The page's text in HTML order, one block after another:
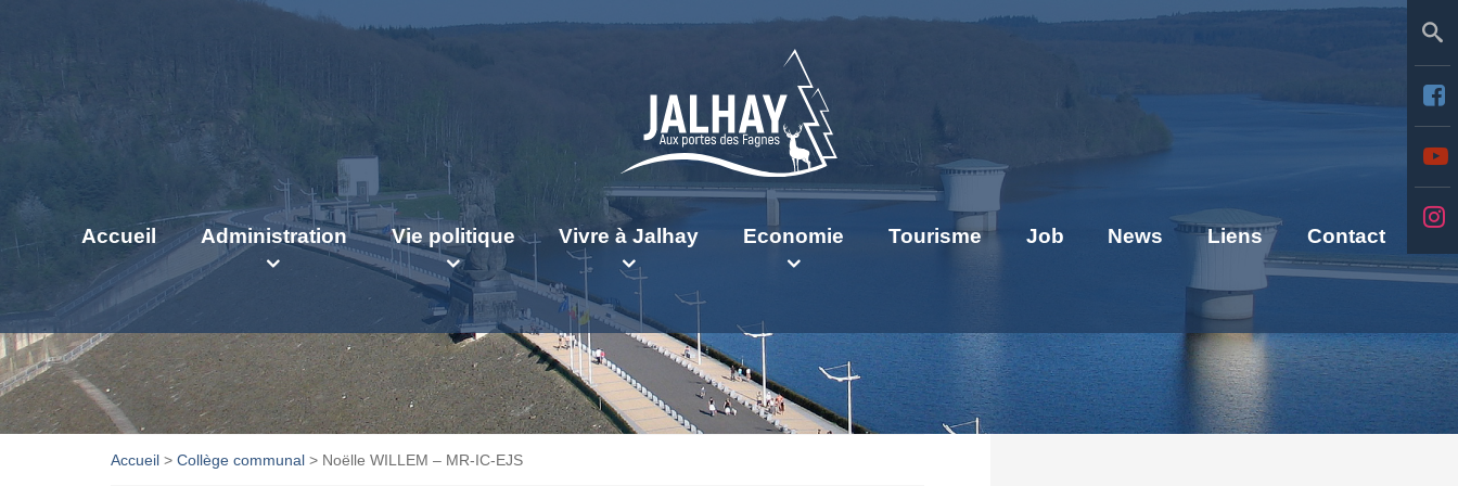
Accueil Administration Vie politique Vivre à Jalhay Economie Tourisme Job News Liens Contact
Accueil > Collège communal > Noëlle WILLEM – MR-IC-EJS